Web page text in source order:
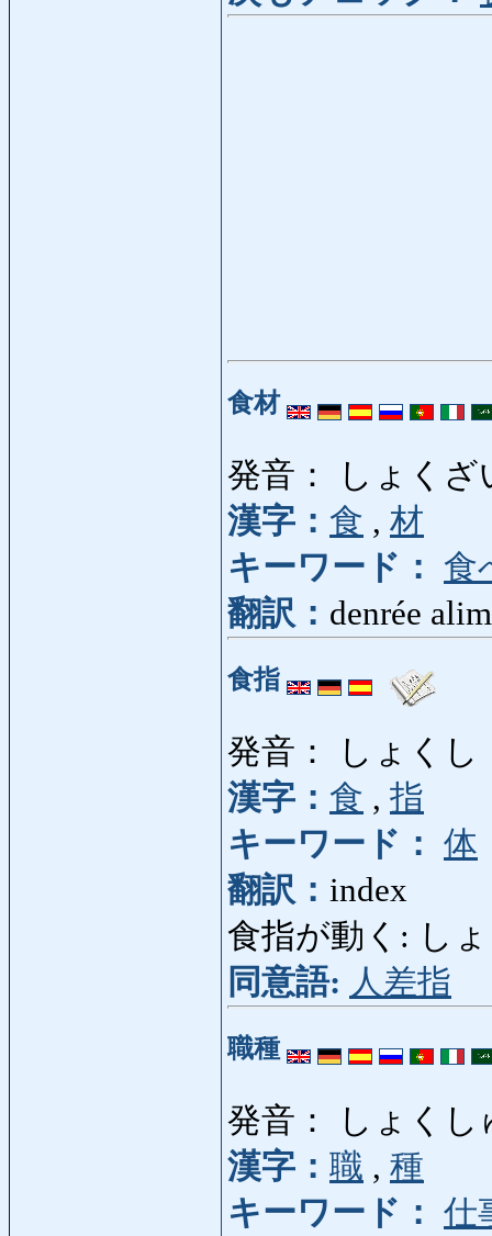
食材
発音： しょくざ
漢字： 食 , 材
キーワード：
食
翻訳： denrée
食指
発音： しょくし
漢字： 食 , 指
キーワード： 体
翻訳： index
食指が動く: し
同意語: 人差指
職種
発音： しょくし
漢字： 職 , 種
キーワード： 仕